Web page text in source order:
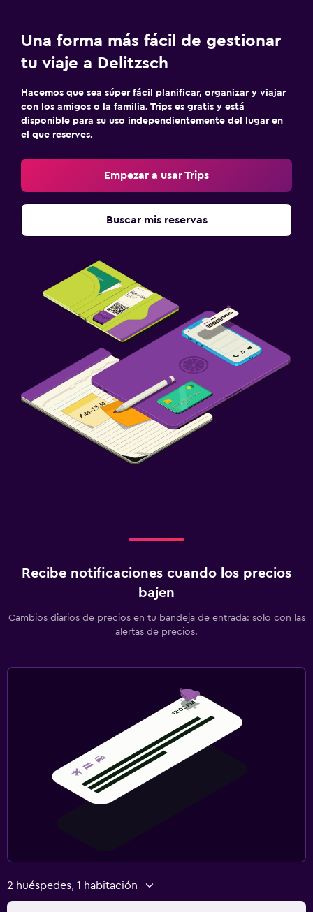
Una forma más fácil de gestionar
tu viaje a Delitzsch
Hacemos que sea súper fácil planificar, organizar y viajar
con los amigos o la familia. Trips es gratis y está
disponible para su uso independientemente del lugar en
el que reserves.
Empezar a usar Trips
Buscar mis reservas
Recibe notificaciones cuando los precios
bajen
Cambios diarios de precios en tu bandeja de entrada: solo con las
alertas de precios.
2 huéspedes, 1 habitación